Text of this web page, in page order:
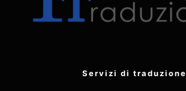
Servizi di traduzione